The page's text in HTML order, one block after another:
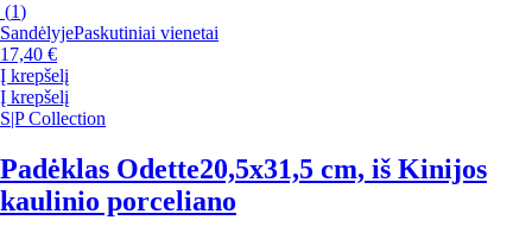
(1)
SandėlyjePaskutiniai vienetai
17,40 €
Į krepšelį
Į krepšelį
S|P Collection
Padėklas Odette20,5x31,5 cm, iš Kinijos
kaulinio porceliano